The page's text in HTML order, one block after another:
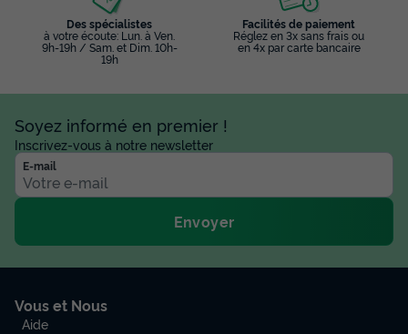
Des spécialistes
à votre écoute: Lun. à Ven.
9h-19h / Sam. et Dim. 10h-
19h
Facilités de paiement
Réglez en 3x sans frais ou
en 4x par carte bancaire
Soyez informé en premier !
Inscrivez-vous à notre newsletter
E-mail
Envoyer
Vous et Nous
Aide